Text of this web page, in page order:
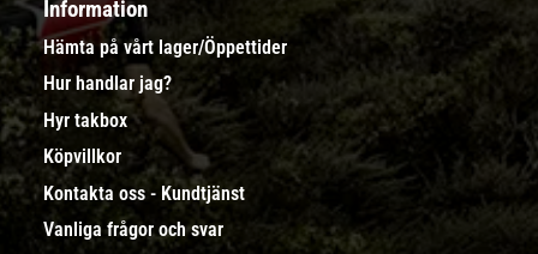
Information
Hämta på vårt lager/Öppettider
Hur handlar jag?
Hyr takbox
Köpvillkor
Kontakta oss - Kundtjänst
Vanliga frågor och svar